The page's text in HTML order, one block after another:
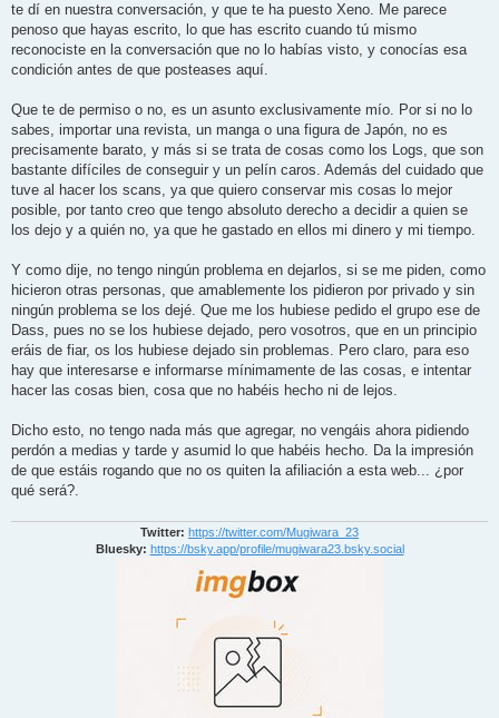
te dí en nuestra conversación, y que te ha puesto Xeno. Me parece
penoso que hayas escrito, lo que has escrito cuando tú mismo
reconociste en la conversación que no lo habías visto, y conocías esa
condición antes de que posteases aquí.
Que te de permiso o no, es un asunto exclusivamente mío. Por si no lo
sabes, importar una revista, un manga o una figura de Japón, no es
precisamente barato, y más si se trata de cosas como los Logs, que son
bastante difíciles de conseguir y un pelín caros. Además del cuidado que
tuve al hacer los scans, ya que quiero conservar mis cosas lo mejor
posible, por tanto creo que tengo absoluto derecho a decidir a quien se
los dejo y a quién no, ya que he gastado en ellos mi dinero y mi tiempo.
Y como dije, no tengo ningún problema en dejarlos, si se me piden, como
hicieron otras personas, que amablemente los pidieron por privado y sin
ningún problema se los dejé. Que me los hubiese pedido el grupo ese de
Dass, pues no se los hubiese dejado, pero vosotros, que en un principio
eráis de fiar, os los hubiese dejado sin problemas. Pero claro, para eso
hay que interesarse e informarse mínimamente de las cosas, e intentar
hacer las cosas bien, cosa que no habéis hecho ni de lejos.
Dicho esto, no tengo nada más que agregar, no vengáis ahora pidiendo
perdón a medias y tarde y asumid lo que habéis hecho. Da la impresión
de que estáis rogando que no os quiten la afiliación a esta web... ¿por
qué será?.
Twitter: https://twitter.com/Mugiwara_23
Bluesky: https://bsky.app/profile/mugiwara23.bsky.social